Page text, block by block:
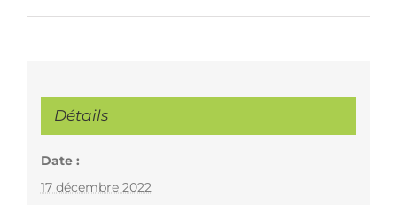
Détails
Date :
17 décembre 2022